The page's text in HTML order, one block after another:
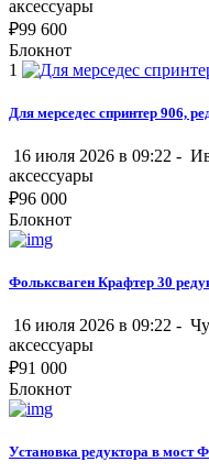
аксессуары
₽99 600
Блокнот
1
Для мерседес спринтер 906,
16 июля 2026 в 09:22 -
аксессуары
₽96 000
Блокнот
Фольксваген Крафтер 30
16 июля 2026 в 09:22 -
аксессуары
₽91 000
Блокнот
Установка редуктора в мост